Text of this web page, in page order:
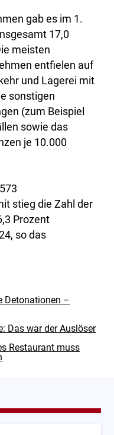
gab es im 1.
17,0
meisten
entfielen auf
und Lagerei mit
sonstigen
(zum Beispiel
sowie das
je 10.000
stieg die Zahl der
Prozent
so das
Detonationen –
Das war der Auslöser
Restaurant muss